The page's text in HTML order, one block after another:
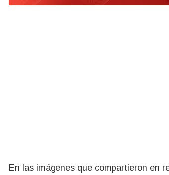
En las imágenes que compartieron en